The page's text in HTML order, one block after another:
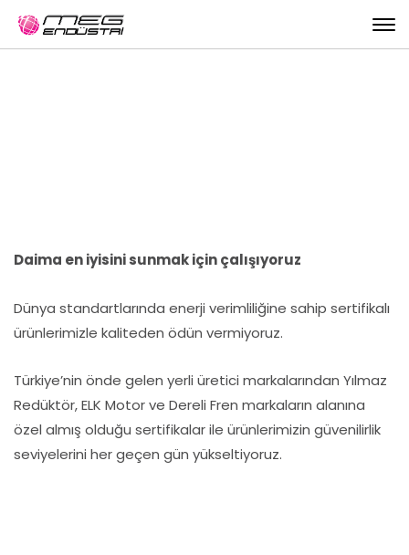
Daima en iyisini sunmak için çalışıyoruz
Dünya standartlarında enerji verimliliğine sahip sertifikalı
ürünlerimizle kaliteden ödün vermiyoruz.
Türkiye’nin önde gelen yerli üretici markalarından Yılmaz
Redüktör, ELK Motor ve Dereli Fren markaların alanına
özel almış olduğu sertifikalar ile ürünlerimizin güvenilirlik
seviyelerini her geçen gün yükseltiyoruz.